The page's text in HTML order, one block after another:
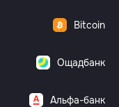
Bitcoin
Ощадбанк
Альфа-банк